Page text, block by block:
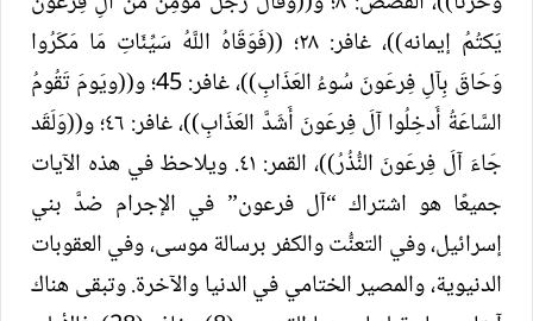
يَكتُمُ إيمانه))، غافر: ٢٨؛ ((فَوَقَاهُ اللَّهُ سَيِّئَاتِ مَا مَكَرُوا
وَحَاقَ بِآلِ فِرعَونَ سُوءُ العَذَابِ))، غافر: 45؛ و((ويَومَ تَقُومُ
السَّاعَةُ أَدخِلُوا آلَ فِرعَونَ أَشَدَّ العَذَابِ))، غافر: ٤٦؛ و((وَلَقَد
جَاءَ آلَ فِرعَونَ النُّذُرُ))، القمر: ٤١. ويلاحظ في هذه الآيات
جميعًا هو اشتراك “آل فرعون” في الإجرام ضدَّ بني
إسرائيل، وفي التعنُّت والكفر برسالة موسى، وفي العقوبات
الدنيوية، والمصير الختامي في الدنيا والآخرة. وتبقى هناك